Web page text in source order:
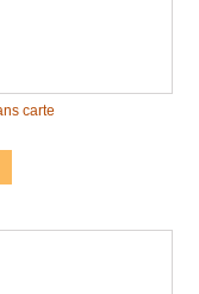
carte